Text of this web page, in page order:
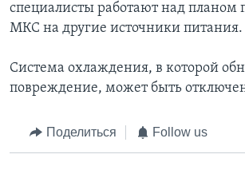
специалисты работают над планом
МКС на другие источники питания.
Система охлаждения, в которой
повреждение, может быть
Поделиться Follow us